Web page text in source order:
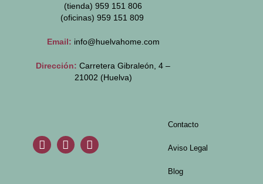
(tienda) 959 151 806
(oficinas) 959 151 809
Email: info@huelvahome.com
Dirección: Carretera Gibraleón, 4 –
21002 (Huelva)
Contacto
Aviso Legal
Blog